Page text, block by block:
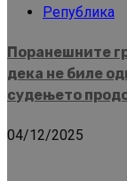
Република
Поранешните
дека не биле
судењето
04/12/2025